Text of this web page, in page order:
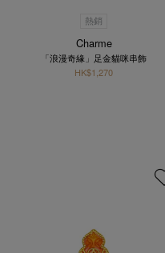
熱銷
Charme
「浪漫奇緣」足金貓咪串飾
HK$1,270